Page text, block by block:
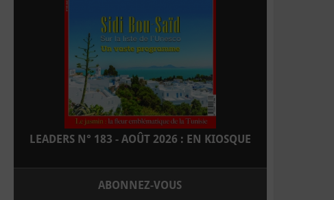
LEADERS N° 183 - AOÛT 2026 : EN KIOSQUE
ABONNEZ-VOUS